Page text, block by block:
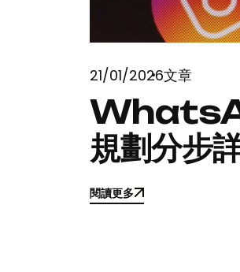
21/01/2026文章
規劃分步
閱讀更多
閱讀更多